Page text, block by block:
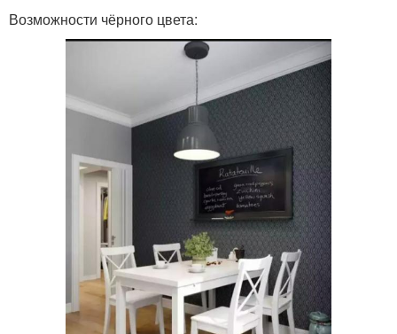
Возможности чёрного цвета: